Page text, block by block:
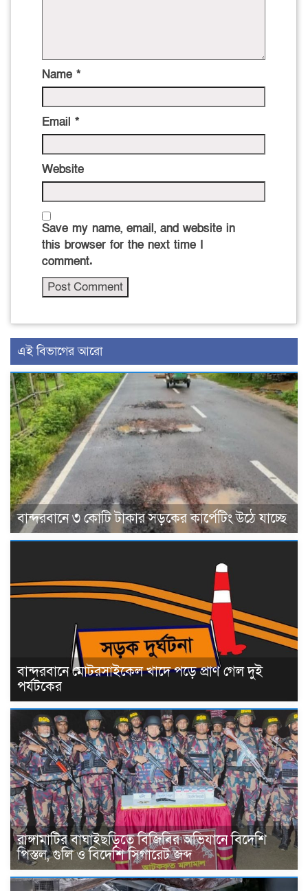
Name *
Email *
Website
Save my name, email, and website in
this browser for the next time I
comment.
এই বিভাগের আরো
বান্দরবানে ৩ কোটি টাকার সড়কের কার্পেটিং উঠে যাচ্ছে
বান্দরবানে মোটরসাইকেল খাদে পড়ে প্রাণ গেল দুই
পর্যটকের
রাঙ্গামাটির বাঘাইছড়িতে বিজিবির অভিযানে বিদেশি
পিস্তল, গুলি ও বিদেশি সিগারেট জব্দ